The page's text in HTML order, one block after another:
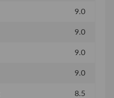
9.0
9.0
9.0
9.0
8.5